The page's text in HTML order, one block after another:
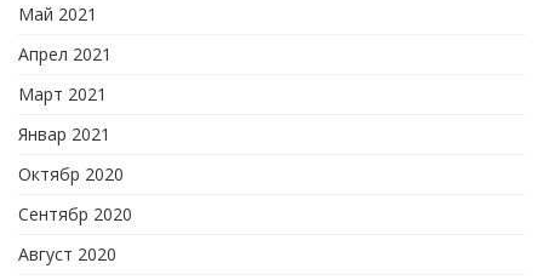
Май 2021
Апрел 2021
Март 2021
Январ 2021
Октябр 2020
Сентябр 2020
Август 2020